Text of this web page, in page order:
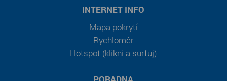
INTERNET INFO
Mapa pokrytí
Rychloměr
Hotspot (klikni a surfuj)